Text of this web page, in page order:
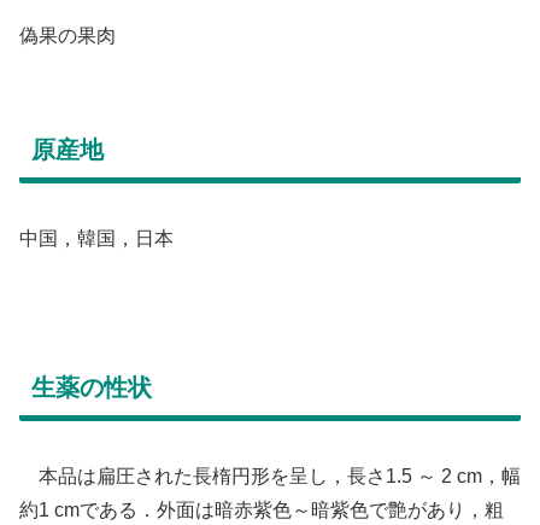
偽果の果肉
原産地
中国，韓国，日本
生薬の性状
本品は扁圧された長楕円形を呈し，長さ1.5 ～ 2 cm，幅
約1 cmである．外面は暗赤紫色～暗紫色で艶があり，粗